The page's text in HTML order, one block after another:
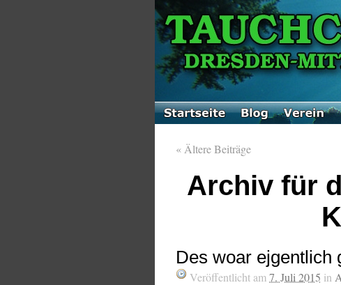
« Ältere Beiträge
Archiv für
Des woar
Veröffentlicht am 7. Juli 2015 in